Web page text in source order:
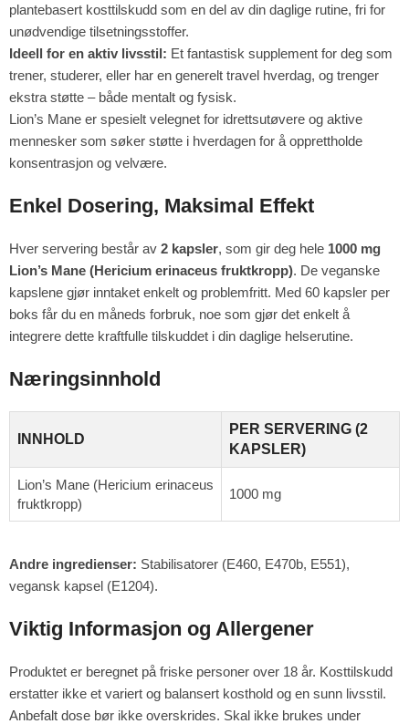
plantebasert kosttilskudd som en del av din daglige rutine, fri for
unødvendige tilsetningsstoffer.
Ideell for en aktiv livsstil: Et fantastisk supplement for deg som
trener, studerer, eller har en generelt travel hverdag, og trenger
ekstra støtte – både mentalt og fysisk.
Lion’s Mane er spesielt velegnet for idrettsutøvere og aktive
mennesker som søker støtte i hverdagen for å opprettholde
konsentrasjon og velvære.
Enkel Dosering, Maksimal Effekt
Hver servering består av 2 kapsler, som gir deg hele 1000 mg
Lion’s Mane (Hericium erinaceus fruktkropp). De veganske
kapslene gjør inntaket enkelt og problemfritt. Med 60 kapsler per
boks får du en måneds forbruk, noe som gjør det enkelt å
integrere dette kraftfulle tilskuddet i din daglige helserutine.
Næringsinnhold
INNHOLD
PER SERVERING (2
KAPSLER)
Lion’s Mane (Hericium erinaceus
fruktkropp)
1000 mg
Andre ingredienser: Stabilisatorer (E460, E470b, E551),
vegansk kapsel (E1204).
Viktig Informasjon og Allergener
Produktet er beregnet på friske personer over 18 år. Kosttilskudd
erstatter ikke et variert og balansert kosthold og en sunn livsstil.
Anbefalt dose bør ikke overskrides. Skal ikke brukes under